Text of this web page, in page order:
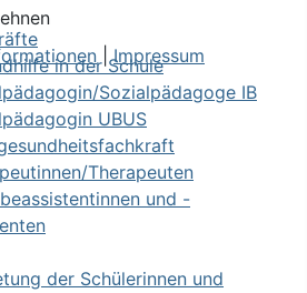
in der Schule
Sozialpädagoge IB
UBUS
Therapeuten
und -
der Schülerinnen und
|Impressum